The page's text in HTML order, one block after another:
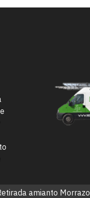
amianto Morrazo